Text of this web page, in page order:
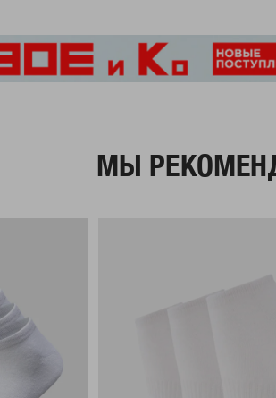
МЫ